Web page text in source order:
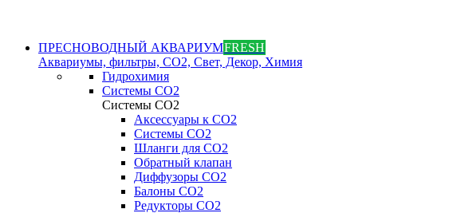
ПРЕСНОВОДНЫЙ АКВАРИУМFRESH
Аквариумы, фильтры, СО2, Свет, Декор, Химия
Гидрохимия
Системы СО2
Системы СО2
Аксессуары к СО2
Системы СО2
Шланги для CO2
Обратный клапан
Диффузоры СO2
Балоны CO2
Редукторы CO2